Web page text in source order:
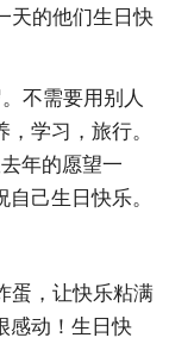
天的他们生日快
不需要用别人
学习，旅行。
年的愿望一
己生日快乐。
蛋，让快乐粘满
感动！生日快